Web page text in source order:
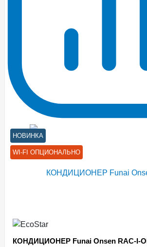
НОВИНКА
WI-FI ОПЦИОНАЛЬНО
КОНДИЦИОНЕР Funai Onsen RAC-I-